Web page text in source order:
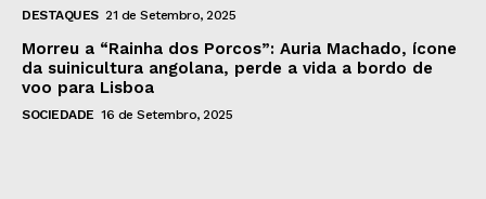
DESTAQUES 21 de Setembro, 2025
Morreu a “Rainha dos Porcos”: Auria Machado, ícone
da suinicultura angolana, perde a vida a bordo de
voo para Lisboa
SOCIEDADE 16 de Setembro, 2025